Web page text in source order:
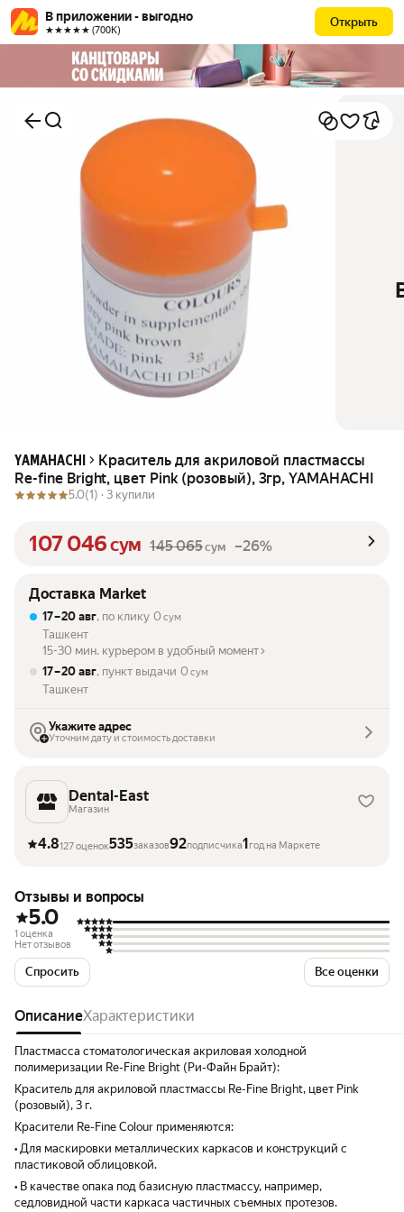
В приложении - выгодно
★★★★★ (700К)
Открыть
YAMAHACHI
Краситель для акриловой пластмассы
Re-fine Bright, цвет Pink (розовый), 3гр, YAMAHACHI
5.0(1) · 3 купили
107 046сум 145 065сум –26%
Доставка Market
17 – 20 авг, по клику 0 сум
Ташкент
15-30 мин. курьером в удобный момент
17 – 20 авг, пункт выдачи 0 сум
Ташкент
Укажите адрес
Уточним дату и стоимость доставки
Dental-East
Магазин
4.8127 оценок535заказов92подписчика1год на Маркете
Отзывы и вопросы
5.0
1 оценка
Нет отзывов
Спросить Все оценки
ОписаниеХарактеристики
Пластмасса стоматологическая акриловая холодной
полимеризации Re-Fine Bright (Ри-Файн Брайт):
Краситель для акриловой пластмассы Re-Fine Bright, цвет Pink
(розовый), 3 г.
Красители Re-Fine Colour применяются:
• Для маскировки металлических каркасов и конструкций с
пластиковой облицовкой.
• В качестве опака под базисную пластмассу, например,
седловидной части каркаса частичных съемных протезов.